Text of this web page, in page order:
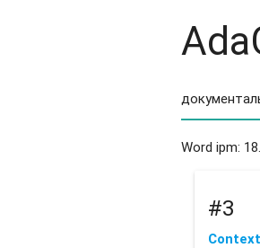
Word ipm:
#3